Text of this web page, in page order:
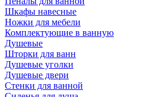
Шкафы навесные
Ножки для мебели
Комплектующие в ванную
Душевые
Шторки для ванн
Душевые уголки
Душевые двери
Стенки для ванной